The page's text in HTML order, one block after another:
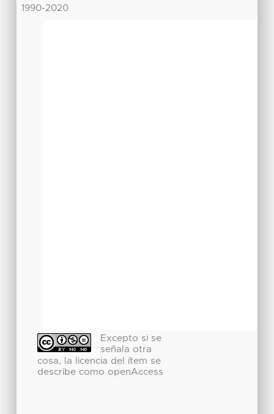
1990-2020
Excepto si se
señala otra
cosa, la licencia del ítem se
describe como openAccess